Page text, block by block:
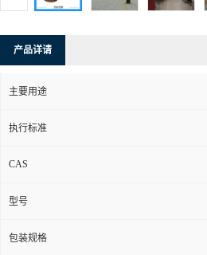
产品详请
主要用途
执行标准
CAS
型号
包装规格